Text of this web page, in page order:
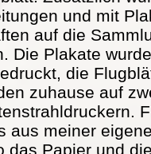
und mit
auf die
Die Plakate
die
zuhause auf
aus meiner
das Papier und